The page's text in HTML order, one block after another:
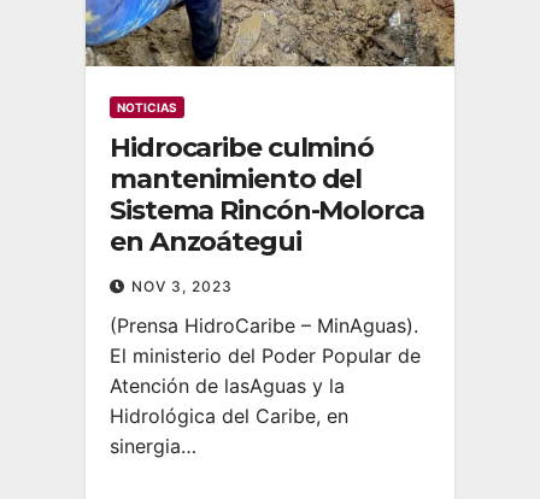
NOTICIAS
Hidrocaribe culminó
mantenimiento del
Sistema Rincón-Molorca
en Anzoátegui
NOV 3, 2023
(Prensa HidroCaribe – MinAguas).
El ministerio del Poder Popular de
Atención de lasAguas y la
Hidrológica del Caribe, en
sinergia…